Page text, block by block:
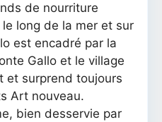
de nourriture
long de la mer et sur
est encadré par la
Gallo et le village
et surprend toujours
Art nouveau.
bien desservie par